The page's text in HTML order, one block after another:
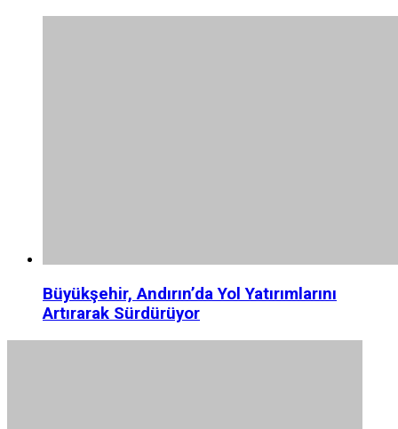
Büyükşehir, Andırın’da Yol Yatırımlarını
Artırarak Sürdürüyor